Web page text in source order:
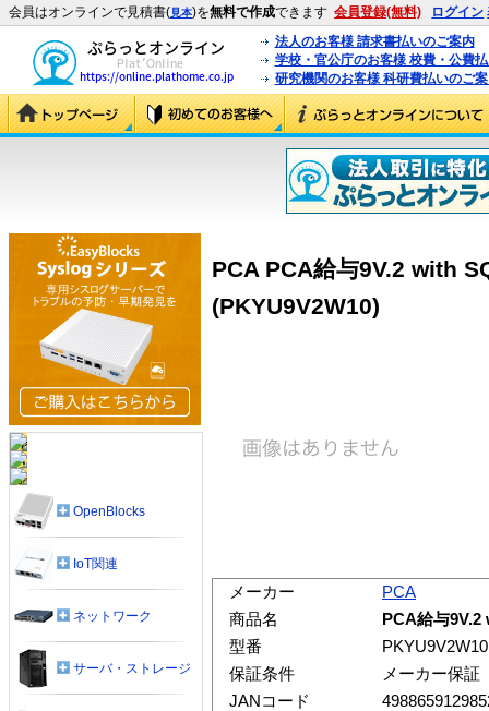
会員はオンラインで見積書(見本)を無料で作成できます 会員登録(無料) ログイン
法人のお客様 請求書払いのご案内
学校・官公庁のお客様 校費・公費
研究機関のお客様 科研費払いのご
PCA PCA給与9V.2 with
(PKYU9V2W10)
メーカー
PCA
商品名
PCA給与
型番
PKYU9V2W10
保証条件
メーカー保証
JANコード
OpenBlocks
IoT関連
ネットワーク
サーバ・ストレージ